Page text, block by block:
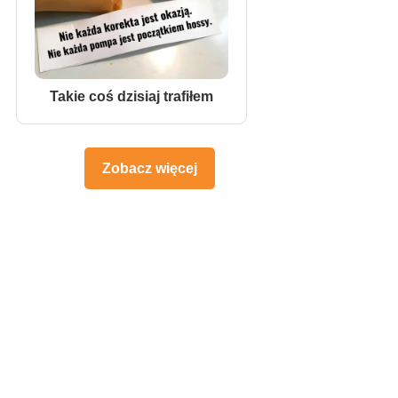
Takie coś dzisiaj trafiłem
Zobacz więcej